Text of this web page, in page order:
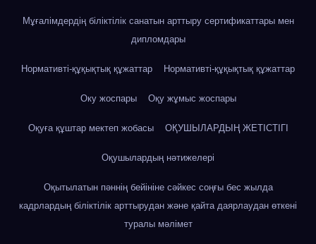
Мұғалімдердің біліктілік санатын арттыру сертификаттары мен
дипломдары
Нормативті-құқықтық құжаттар Нормативті-құқықтық құжаттар
Оку жоспары Оқу жұмыс жоспары
Оқуға құштар мектеп жобасы ОҚУШЫЛАРДЫҢ ЖЕТІСТІГІ
Оқушылардың нәтижелері
Оқытылатын пәннің бейініне сәйкес соңғы бес жылда
кадрлардың біліктілік арттырудан және қайта даярлаудан өткені
туралы мәлімет